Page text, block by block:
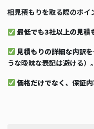
相見積もりを取る際のポイ
最低でも3社以上の見積
見積もりの詳細な内訳
うな曖昧な表記は避ける）。
価格だけでなく、保証